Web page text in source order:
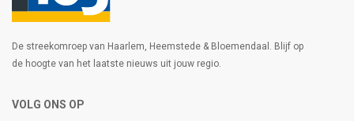
De streekomroep van Haarlem, Heemstede & Bloemendaal. Blijf op
de hoogte van het laatste nieuws uit jouw regio.
VOLG ONS OP